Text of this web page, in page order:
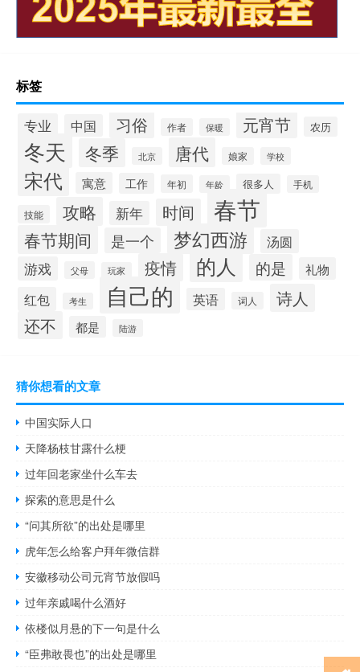
标签
专业 中国 习俗 作者 保暖 元宵节 农历
冬天 冬季 北京 唐代 娘家 学校
宋代 寓意 工作 年初 年龄 很多人 手机
技能 攻略 新年 时间 春节
春节期间 是一个 梦幻西游
汤圆
游戏
父母 玩家 疫情 的人 的是 礼物
红包 考生 自己的 英语 词人
诗人
还不
都是 陆游
猜你想看的文章
中国实际人口
天降杨枝甘露什么梗
过年回老家坐什么车去
探索的意思是什么
“问其所欲”的出处是哪里
虎年怎么给客户拜年微信群
安徽移动公司元宵节放假吗
过年亲戚喝什么酒好
依楼似月悬的下一句是什么
“臣弗敢畏也”的出处是哪里